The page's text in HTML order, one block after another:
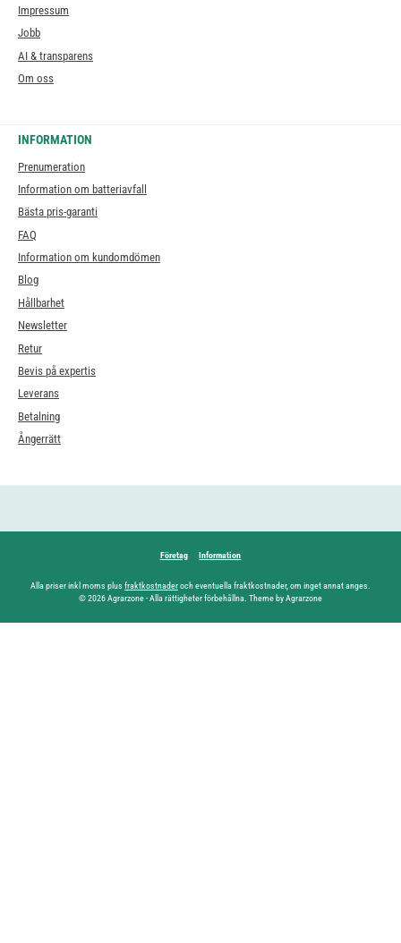
Impressum
Jobb
AI & transparens
Om oss
INFORMATION
Prenumeration
Information om batteriavfall
Bästa pris-garanti
FAQ
Information om kundomdömen
Blog
Hållbarhet
Newsletter
Retur
Bevis på expertis
Leverans
Betalning
Ångerrätt
Företag Information
Alla priser inkl moms plus fraktkostnaderoch eventuella fraktkostnader, om inget annat anges.
© 2026 Agrarzone - Alla rättigheter förbehållna. Theme by Agrarzone